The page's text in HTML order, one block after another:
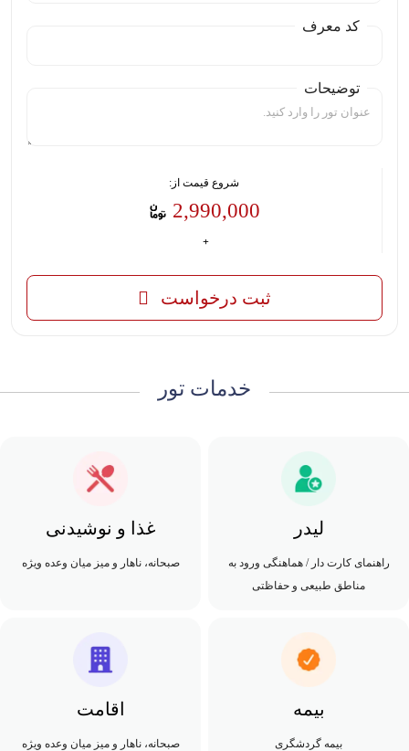
کد معرف
توضیحات
شروع قیمت از:
2,990,000
ثبت درخواست
خدمات تور
لیدر
راهنمای کارت دار / هماهنگی ورود به
مناطق طبیعی و حفاظتی
غذا و نوشیدنی
صبحانه، ناهار و میز میان وعده ویژه
بیمه
بیمه گردشگری
اقامت
صبحانه، ناهار و میز میان وعده ویژه